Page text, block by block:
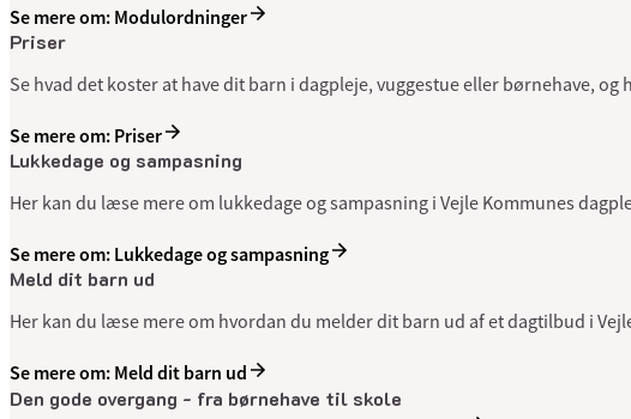
Se mere om: Modulordninger
Priser
Se hvad det koster at have dit barn i dagpleje, vuggestue eller børnehave, og
Se mere om: Priser
Lukkedage og sampasning
Her kan du læse mere om lukkedage og sampasning i Vejle Kommunes
Se mere om: Lukkedage og sampasning
Meld dit barn ud
Her kan du læse mere om hvordan du melder dit barn ud af et dagtilbud i
Se mere om: Meld dit barn ud
Den gode overgang - fra børnehave til skole